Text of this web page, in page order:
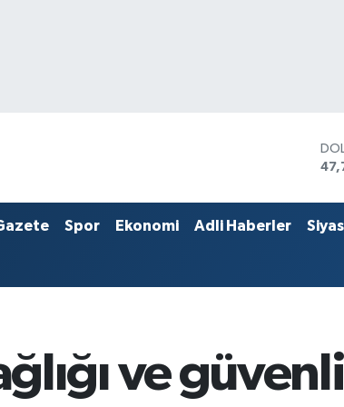
Spor Ekonomi Adli Haberler
ve